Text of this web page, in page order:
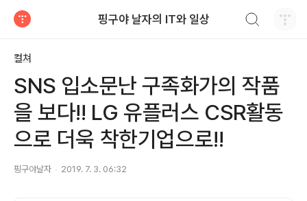
핑구야 날자의 IT와 일상
컬쳐
SNS 입소문난 구족화가의 작품
을 보다!! LG 유플러스 CSR활동
으로 더욱 착한기업으로!!
핑구야날자 2019. 7. 3. 06:32